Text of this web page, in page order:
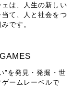
は、人生の新しい
て、人と社会をつ
です。
”を発見・発掘・世
ームレーベルで